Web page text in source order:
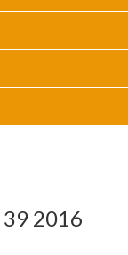
39 2016